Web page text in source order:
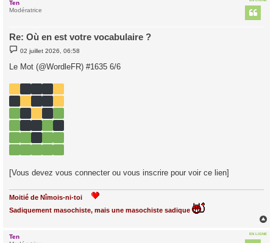
Ten
Modératrice
Re: Où en est votre vocabulaire ?
M
e
s
s
g
02 juillet 2026, 06:58
Le Mot (@WordleFR) #1635 6/6
[Vous devez vous connecter ou vous inscrire pour voir ce lien]
Moitié de Nîmois-ni-toi
Sadiquement masochiste, mais une masochiste sadique
EN LIGNE
Ten